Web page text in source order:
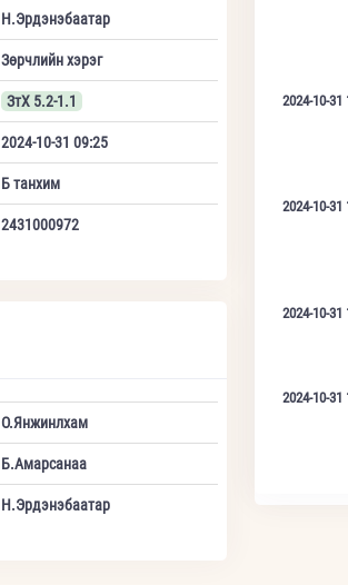
Н.Эрдэнэбаатар
Зөрчлийн хэрэг
ЗтХ 5.2-1.1
2024-10-31 09:25
Б танхим
2431000972
О.Янжинлхам
Б.Амарсанаа
Н.Эрдэнэбаатар
2024-10-31
2024-10-31
2024-10-31
2024-10-31